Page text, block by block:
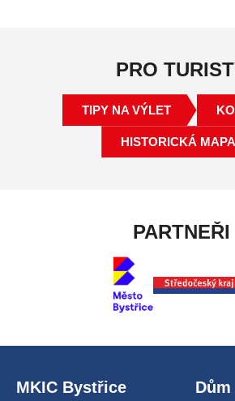
PRO
TIPY NA VÝLET
HISTORICKÁ MAPA
PARTNEŘI
MKIC Bystřice